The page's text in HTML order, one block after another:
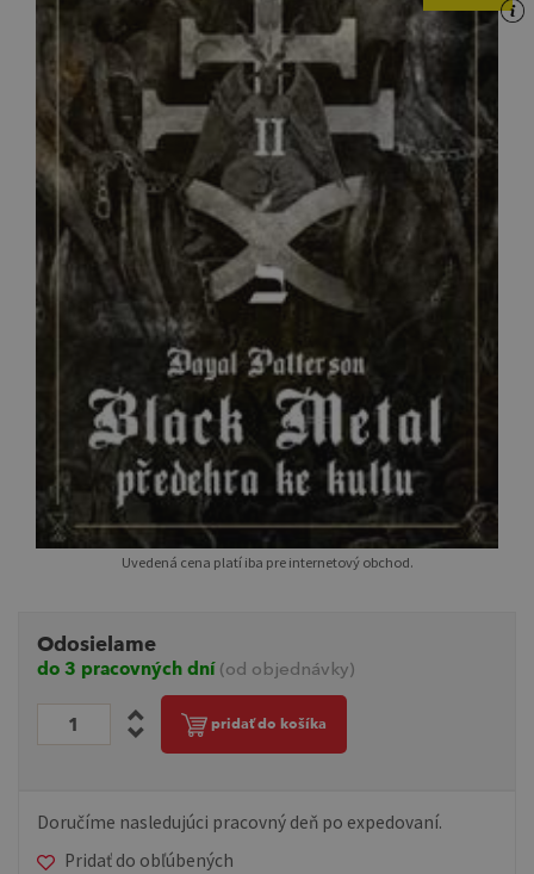
Uvedená cena platí iba pre internetový obchod.
Odosielame
do 3 pracovných dní (od objednávky)
pridať do košíka
Doručíme nasledujúci pracovný deň po expedovaní.
Pridať do obľúbených